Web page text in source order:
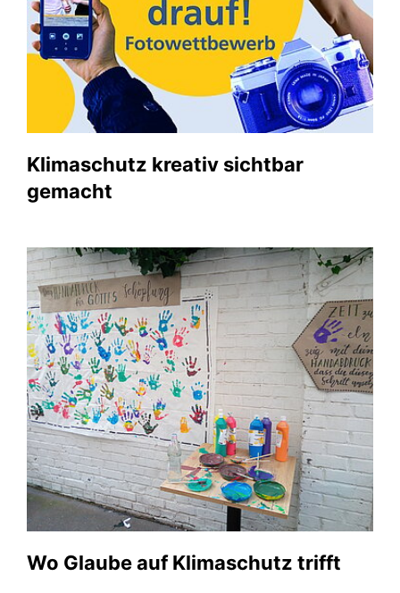
Klimaschutz kreativ sichtbar
gemacht
Wo Glaube auf Klimaschutz trifft